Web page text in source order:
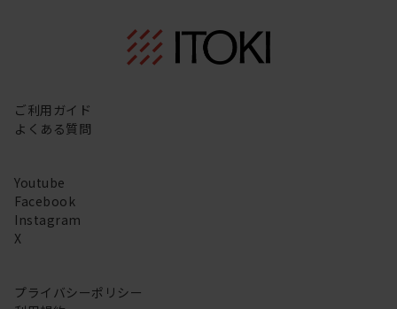
ご利用ガイド
よくある質問
Youtube
Facebook
Instagram
X
プライバシーポリシー